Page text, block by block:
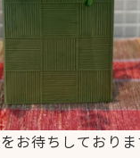
お待ちしておりま